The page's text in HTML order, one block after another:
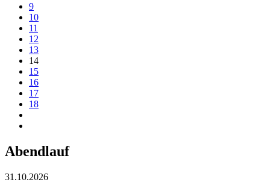
9
10
11
12
13
14
15
16
17
18
Abendlauf
31.10.2026